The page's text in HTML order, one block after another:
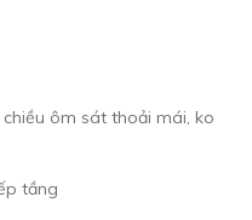
ôm sát thoải mái, ko
tầng